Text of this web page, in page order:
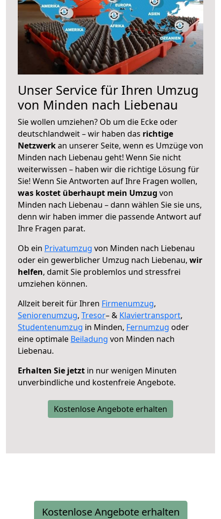
Unser Service für Ihren Umzug
von Minden nach Liebenau
Sie wollen umziehen? Ob um die Ecke oder
deutschlandweit – wir haben das richtige
Netzwerkan unserer Seite, wenn es Umzüge von
Minden nach Liebenau geht! Wenn Sie nicht
weiterwissen – haben wir die richtige Lösung für
Sie! Wenn Sie Antworten auf Ihre Fragen wollen,
was kostet überhaupt mein Umzug von
Minden nach Liebenau – dann wählen Sie sie uns,
denn wir haben immer die passende Antwort auf
Ihre Fragen parat.
Ob ein Privatumzug von Minden nach Liebenau
oder ein gewerblicher Umzug nach Liebenau, wir
helfen, damit Sie problemlos und stressfrei
umziehen können.
Allzeit bereit für Ihren Firmenumzug,
Seniorenumzug, Tresor– & Klaviertransport,
Studentenumzug in Minden, Fernumzug oder
eine optimale Beiladung von Minden nach
Liebenau.
Erhalten Sie jetzt in nur wenigen Minuten
unverbindliche und kostenfreie Angebote.
Kostenlose Angebote erhalten
Kostenlose Angebote erhalten